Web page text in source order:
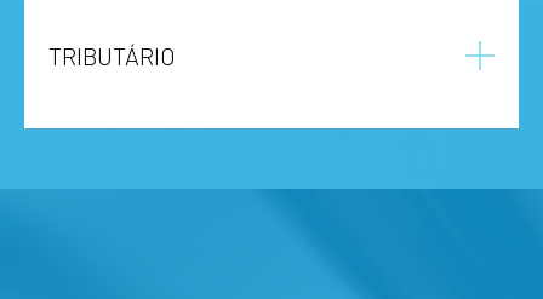
TRIBUTÁRIO